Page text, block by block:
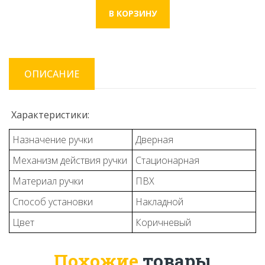
ОПИСАНИЕ
Характеристики:
Назначение ручки
Дверная
Механизм действия ручки
Стационарная
Материал ручки
ПВХ
Способ установки
Накладной
Цвет
Коричневый